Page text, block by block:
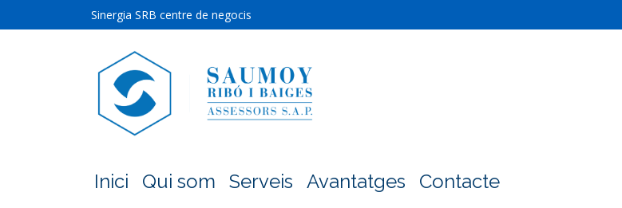
Sinergia SRB centre de negocis
Inici Qui som Serveis Avantatges Contacte